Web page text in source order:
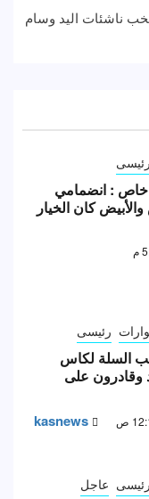
ناشئات اليد وسام
رئيسى
خاص : انضمامي
كان الخيار
رئيسى
السلة لكاس
وقادرون على
kasnews
رئيسى عاجل